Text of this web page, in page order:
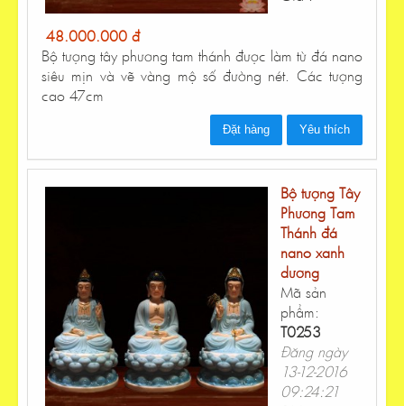
48.000.000 đ
Bộ tượng tây phương tam thánh được làm từ đá nano
siêu mịn và vẽ vàng mộ số đường nét. Các tượng
cao 47cm
Đặt hàng Yêu thích
Bộ tượng Tây
Phương Tam
Thánh đá
nano xanh
dương
Mã sản
phẩm:
T0253
Đăng ngày
13-12-2016
09:24:21